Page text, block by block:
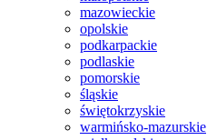
mazowieckie
opolskie
podkarpackie
podlaskie
pomorskie
śląskie
świętokrzyskie
warmińsko-mazurskie